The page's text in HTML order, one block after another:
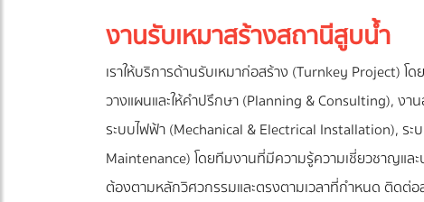
งานรับเหมาสร้างสถานีสูบน้ำ
เราให้บริการด้านรับเหมาก่อสร้าง (Turnkey Project)
วางแผนและให้คำปรึกษา (Planning & Consulting), ง
ระบบไฟฟ้า (Mechanical & Electrical Installation), ระ
Maintenance) โดยทีมงานที่มีความรู้ความเชี่ยวชาญแ
ต้องตามหลักวิศวกรรมและตรงตามเวลาที่กำหนด ติดต่